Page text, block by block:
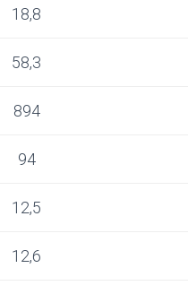
18,8
58,3
894
94
12,5
12,6